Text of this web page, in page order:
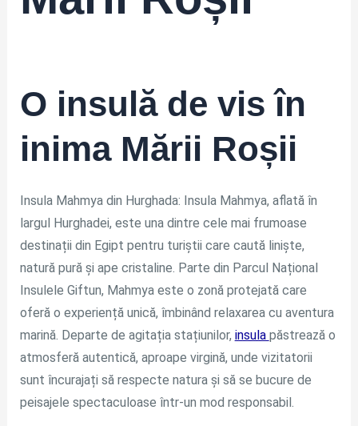
O insulă de vis în
inima Mării Roșii
Insula Mahmya din Hurghada: Insula Mahmya, aflată în
largul Hurghadei, este una dintre cele mai frumoase
destinații din Egipt pentru turiștii care caută liniște,
natură pură și ape cristaline. Parte din Parcul Național
Insulele Giftun, Mahmya este o zonă protejată care
oferă o experiență unică, îmbinând relaxarea cu aventura
marină. Departe de agitația stațiunilor, insula păstrează o
atmosferă autentică, aproape virgină, unde vizitatorii
sunt încurajați să respecte natura și să se bucure de
peisajele spectaculoase într-un mod responsabil.